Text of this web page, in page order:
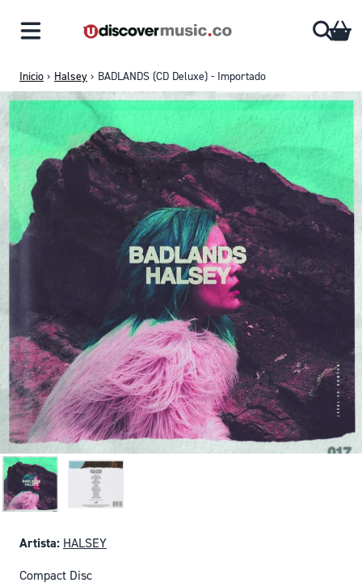
Inicio › Halsey › BADLANDS (CD Deluxe) - Importado
Artista: HALSEY
Compact Disc